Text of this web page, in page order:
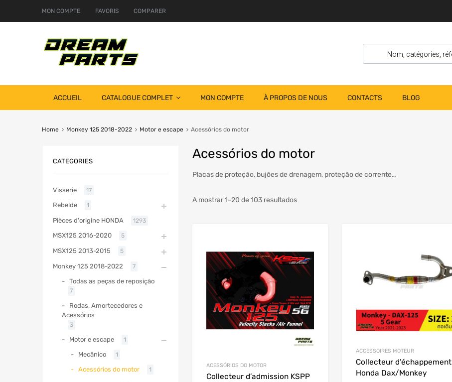
MON COMPTE FAVORIS COMPARER
ACCUEIL CATALOGUE COMPLET MON COMPTE À PROPOS DE NOUS CONTACTS BLOG
Home Monkey 125 2018-2022 Motor e escape Acessórios do motor
Acessórios do motor
Placas de proteção, bujões de drenagem, proteção de corrente…
A mostrar 1–20 de 103 resultados
ACESSÓRIOS DO MOTOR
Collecteur d’admission KSPP
ACCESSOIRES MOTEUR
Collecteur d’échappement
Honda Dax/Monkey
CATEGORIES
Visserie 17
Rebelde 1
Pièces d'origine HONDA 1293
MSX125 2016-2020 5
MSX125 2013-2015 5
Monkey 125 2018-2022 7
Todas as peças de reposição
7
Rodas, Amortecedores e
Acessórios
3
Motor e escape 1
Mecânico 1
Acessórios do motor 1